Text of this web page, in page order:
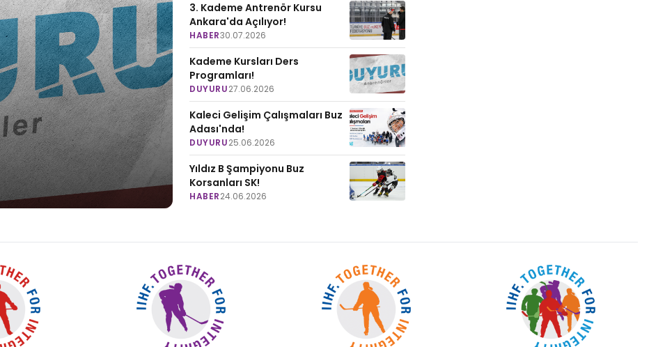
3. Kademe Antrenör Kursu
Ankara'da Açılıyor!
HABER30.07.2026
Kademe Kursları Ders
Programları!
DUYURU27.06.2026
Kaleci Gelişim Çalışmaları Buz
Adası'nda!
DUYURU25.06.2026
Yıldız B Şampiyonu Buz
Korsanları SK!
HABER24.06.2026